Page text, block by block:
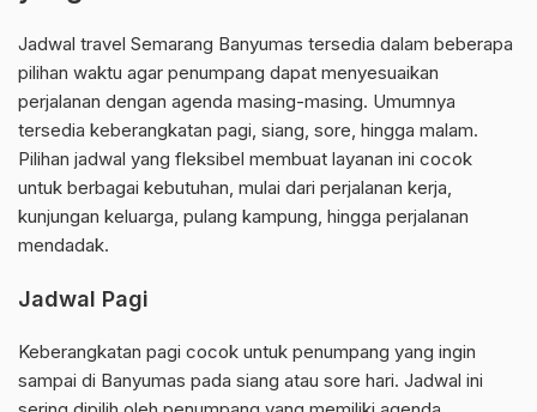
Jadwal travel Semarang Banyumas tersedia dalam beberapa
pilihan waktu agar penumpang dapat menyesuaikan
perjalanan dengan agenda masing-masing. Umumnya
tersedia keberangkatan pagi, siang, sore, hingga malam.
Pilihan jadwal yang fleksibel membuat layanan ini cocok
untuk berbagai kebutuhan, mulai dari perjalanan kerja,
kunjungan keluarga, pulang kampung, hingga perjalanan
mendadak.
Jadwal Pagi
Keberangkatan pagi cocok untuk penumpang yang ingin
sampai di Banyumas pada siang atau sore hari. Jadwal ini